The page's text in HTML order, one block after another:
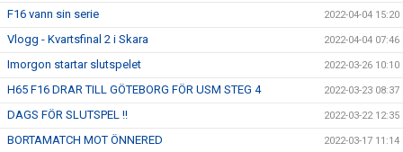
F16 vann sin serie 2022-04-04 15:20
Vlogg - Kvartsfinal 2 i Skara 2022-04-04 07:46
Imorgon startar slutspelet 2022-03-26 10:10
H65 F16 DRAR TILL GÖTEBORG FÖR USM STEG 4 2022-03-23 08:37
DAGS FÖR SLUTSPEL !! 2022-03-22 12:35
BORTAMATCH MOT ÖNNERED 2022-03-17 11:14